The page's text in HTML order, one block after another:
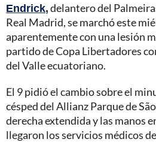
Endrick,delantero del
Real Madrid, se marchó este
aparentemente con una lesión
partido de Copa Libertadores
del Valle ecuatoriano.
El 9 pidió el cambio sobre el
césped del Allianz Parque de
derecha extendida y las manos
llegaron los servicios médicos